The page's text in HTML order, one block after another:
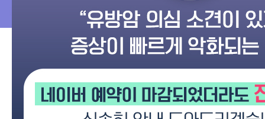
고주파열치료란
고주파치료는 초음파로 확인하면서 고주파
양 내에 정확히 삽입한 후 고주파 영역에서
면 바늘 끝에서 섭씨 100도 정도의 마찰열